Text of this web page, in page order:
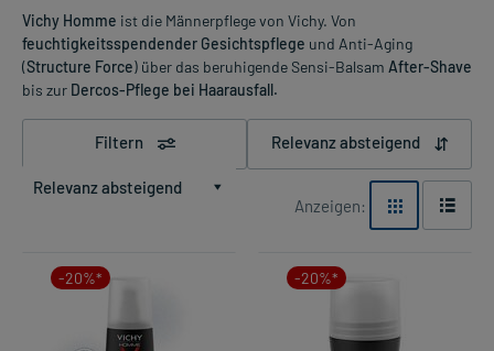
Vichy Homme ist die Männerpflege von Vichy. Von
feuchtigkeitsspendender Gesichtspflege und Anti-Aging
(Structure Force) über das beruhigende Sensi-Balsam After-Shave
bis zur Dercos-Pflege bei Haarausfall.
Filtern Relevanz absteigend
Relevanz absteigend
Anzeigen:
-20%* -20%*